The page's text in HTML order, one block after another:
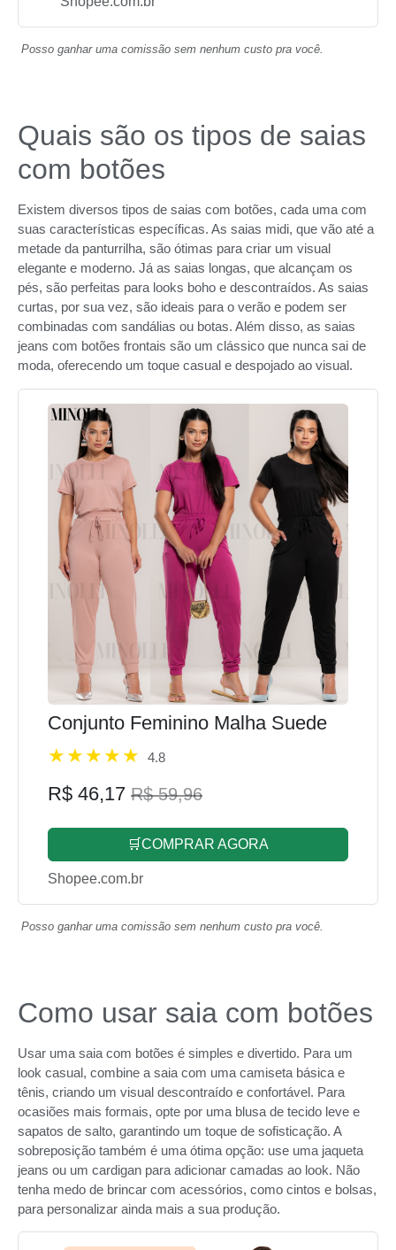
Posso ganhar uma comissão sem nenhum custo pra você.
Quais são os tipos de saias
com botões
Existem diversos tipos de saias com botões, cada uma com
suas características específicas. As saias midi, que vão até a
metade da panturrilha, são ótimas para criar um visual
elegante e moderno. Já as saias longas, que alcançam os
pés, são perfeitas para looks boho e descontraídos. As saias
curtas, por sua vez, são ideais para o verão e podem ser
combinadas com sandálias ou botas. Além disso, as saias
jeans com botões frontais são um clássico que nunca sai de
moda, oferecendo um toque casual e despojado ao visual.
Conjunto Feminino Malha Suede
4.8
R$ 46,17 R$ 59,96
🛒COMPRAR AGORA
Shopee.com.br
Posso ganhar uma comissão sem nenhum custo pra você.
Como usar saia com botões
Usar uma saia com botões é simples e divertido. Para um
look casual, combine a saia com uma camiseta básica e
tênis, criando um visual descontraído e confortável. Para
ocasiões mais formais, opte por uma blusa de tecido leve e
sapatos de salto, garantindo um toque de sofisticação. A
sobreposição também é uma ótima opção: use uma jaqueta
jeans ou um cardigan para adicionar camadas ao look. Não
tenha medo de brincar com acessórios, como cintos e bolsas,
para personalizar ainda mais a sua produção.